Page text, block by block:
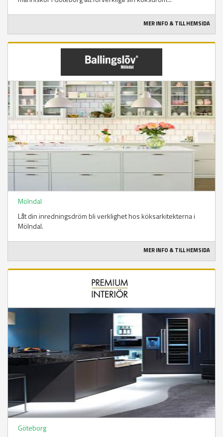
MER INFO & TILL HEMSIDA
Mölndal
Låt din inredningsdröm bli verklighet hos köksarkitekterna i
Mölndal.
MER INFO & TILL HEMSIDA
Göteborg